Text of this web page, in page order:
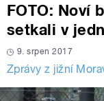
FOTO: Noví
setkali v
9. srpen 2017
Zprávy z jižní